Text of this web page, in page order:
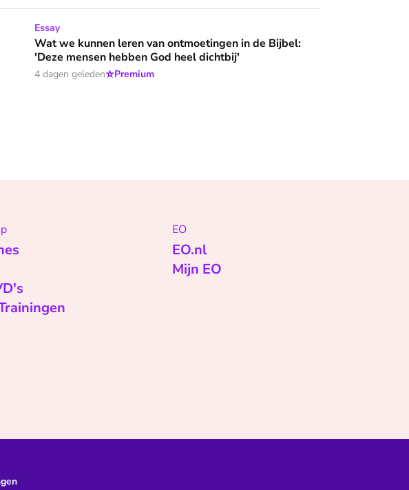
kunnen leren van ontmoetingen in de Bijbel: 'Deze mensen hebben God heel
Essay
Wat we kunnen leren van ontmoetingen in de Bijbel:
'Deze mensen hebben God heel dichtbij'
4 dagen geleden⭐Premium
EO
EO.nl
Mijn EO